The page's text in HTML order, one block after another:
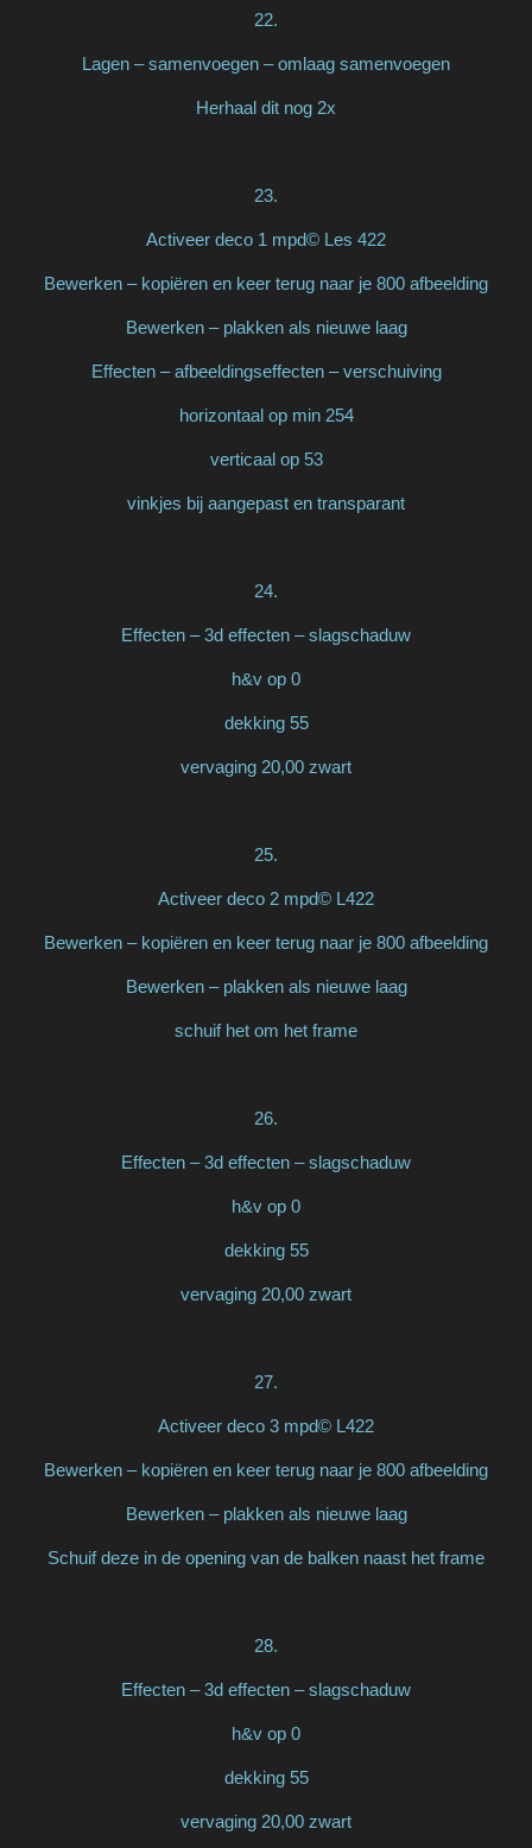
22.
Lagen – samenvoegen – omlaag samenvoegen
Herhaal dit nog 2x
23.
Activeer deco 1 mpd© Les 422
Bewerken – kopiëren en keer terug naar je 800 afbeelding
Bewerken – plakken als nieuwe laag
Effecten – afbeeldingseffecten – verschuiving
horizontaal op min 254
verticaal op 53
vinkjes bij aangepast en transparant
24.
Effecten – 3d effecten – slagschaduw
h&v op 0
dekking 55
vervaging 20,00 zwart
25.
Activeer deco 2 mpd© L422
Bewerken – kopiëren en keer terug naar je 800 afbeelding
Bewerken – plakken als nieuwe laag
schuif het om het frame
26.
Effecten – 3d effecten – slagschaduw
h&v op 0
dekking 55
vervaging 20,00 zwart
27.
Activeer deco 3 mpd© L422
Bewerken – kopiëren en keer terug naar je 800 afbeelding
Bewerken – plakken als nieuwe laag
Schuif deze in de opening van de balken naast het frame
28.
Effecten – 3d effecten – slagschaduw
h&v op 0
dekking 55
vervaging 20,00 zwart